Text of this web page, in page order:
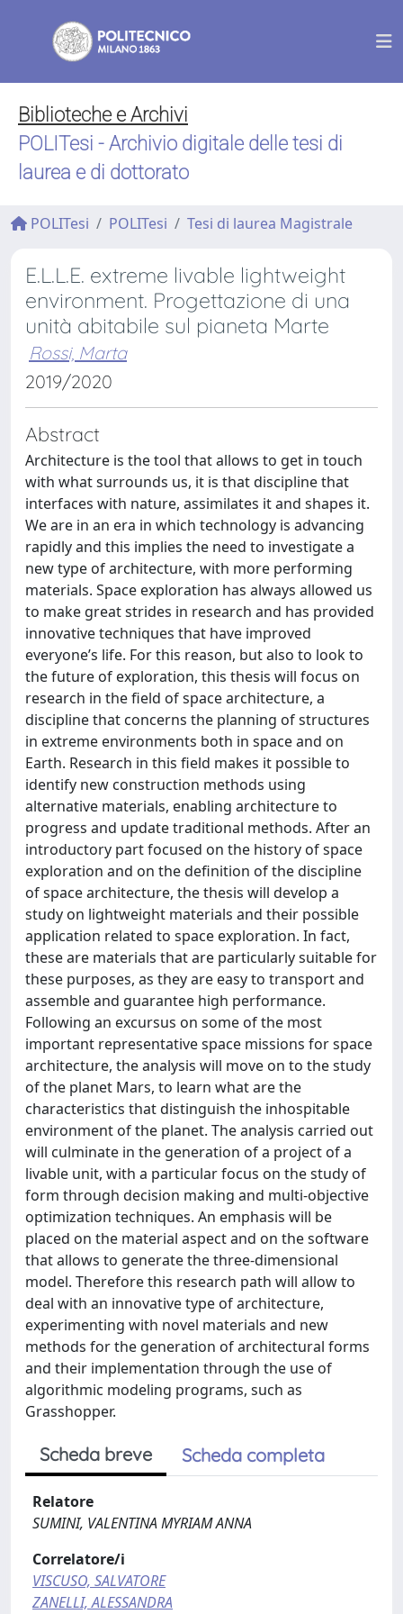
Biblioteche e Archivi
POLITesi - Archivio digitale delle tesi di
laurea e di dottorato
POLITesi POLITesi Tesi di laurea Magistrale
E.L.L.E. extreme livable lightweight
environment. Progettazione di una
unità abitabile sul pianeta Marte
Rossi, Marta
2019/2020
Abstract
Architecture is the tool that allows to get in touch
with what surrounds us, it is that discipline that
interfaces with nature, assimilates it and shapes it.
We are in an era in which technology is advancing
rapidly and this implies the need to investigate a
new type of architecture, with more performing
materials. Space exploration has always allowed us
to make great strides in research and has provided
innovative techniques that have improved
everyone’s life. For this reason, but also to look to
the future of exploration, this thesis will focus on
research in the field of space architecture, a
discipline that concerns the planning of structures
in extreme environments both in space and on
Earth. Research in this field makes it possible to
identify new construction methods using
alternative materials, enabling architecture to
progress and update traditional methods. After an
introductory part focused on the history of space
exploration and on the definition of the discipline
of space architecture, the thesis will develop a
study on lightweight materials and their possible
application related to space exploration. In fact,
these are materials that are particularly suitable for
these purposes, as they are easy to transport and
assemble and guarantee high performance.
Following an excursus on some of the most
important representative space missions for space
architecture, the analysis will move on to the study
of the planet Mars, to learn what are the
characteristics that distinguish the inhospitable
environment of the planet. The analysis carried out
will culminate in the generation of a project of a
livable unit, with a particular focus on the study of
form through decision making and multi-objective
optimization techniques. An emphasis will be
placed on the material aspect and on the software
that allows to generate the three-dimensional
model. Therefore this research path will allow to
deal with an innovative type of architecture,
experimenting with novel materials and new
methods for the generation of architectural forms
and their implementation through the use of
algorithmic modeling programs, such as
Grasshopper.
Scheda breve Scheda completa
Relatore
SUMINI, VALENTINA MYRIAM ANNA
Correlatore/i
VISCUSO, SALVATORE
ZANELLI, ALESSANDRA